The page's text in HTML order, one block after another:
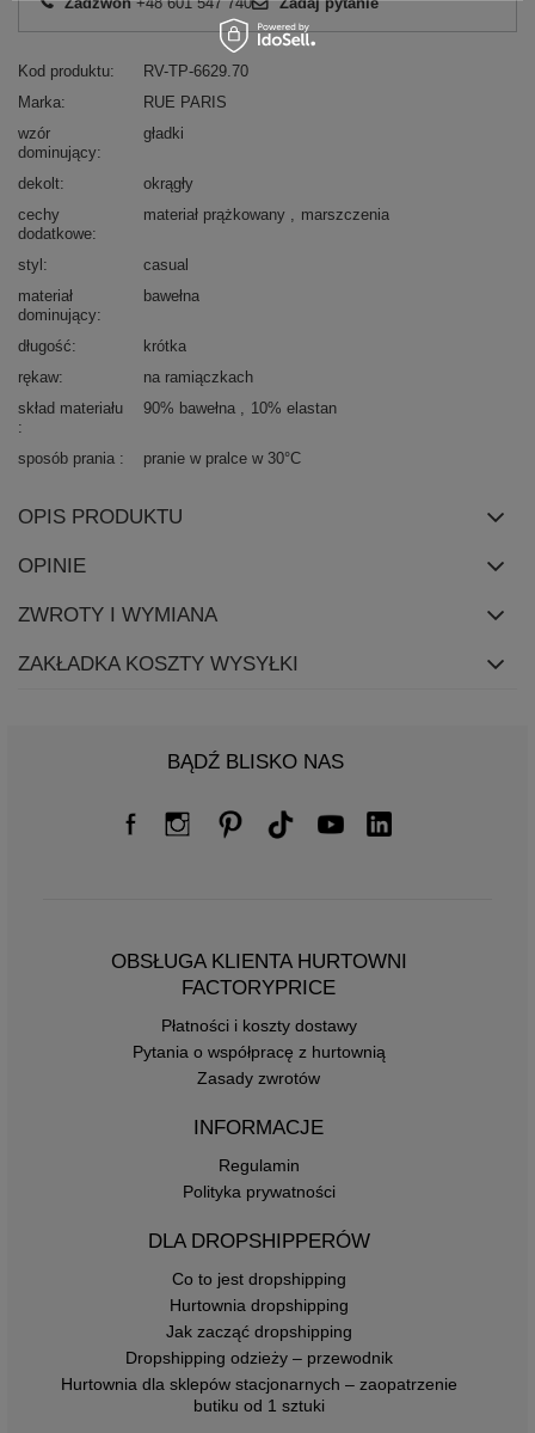
Kod produktu
RV-TP-6629.70
Marka
RUE PARIS
wzór
dominujący
gładki
dekolt
okrągły
cechy
dodatkowe
materiał prążkowany marszczenia
styl
casual
materiał
dominujący
bawełna
długość
krótka
rękaw
na ramiączkach
skład materiału
90% bawełna 10% elastan
sposób prania pranie w pralce w 30°C
OPIS PRODUKTU
OPINIE
ZWROTY I WYMIANA
ZAKŁADKA KOSZTY WYSYŁKI
BĄDŹ BLISKO NAS
OBSŁUGA KLIENTA HURTOWNI
FACTORYPRICE
Płatności i koszty dostawy
Pytania o współpracę z hurtownią
Zasady zwrotów
INFORMACJE
Regulamin
Polityka prywatności
DLA DROPSHIPPERÓW
Co to jest dropshipping
Hurtownia dropshipping
Jak zacząć dropshipping
Dropshipping odzieży – przewodnik
Hurtownia dla sklepów stacjonarnych – zaopatrzenie
butiku od 1 sztuki